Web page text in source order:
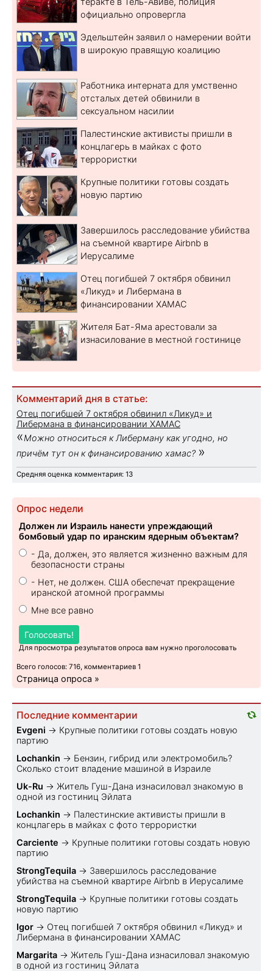
официально опровергла
Эдельштейн заявил о намерении войти
в широкую правящую коалицию
Работника интерната для умственно
отсталых детей обвинили в
сексуальном насилии
Палестинские активисты пришли в
концлагерь в майках с фото
террористки
Крупные политики готовы создать
новую партию
Завершилось расследование убийства
на съемной квартире Airbnb в
Иерусалиме
Отец погибшей 7 октября обвинил
«Ликуд» и Либермана в
финансировании ХАМАС
Жителя Бат-Яма арестовали за
изнасилование в местной гостинице
Комментарий дня в статье:
Отец погибшей 7 октября обвинил «Ликуд» и
Либермана в финансировании ХАМАС
«Можно относиться к Либерману как угодно, но
причём тут он к финансированию хамас? »
Средняя оценка комментария: 13
Опрос недели
Должен ли Израиль нанести упреждающий
бомбовый удар по иранским ядерным объектам?
- Да, должен, это является жизненно важным для
безопасности страны
- Нет, не должен. США обеспечат прекращение
иранской атомной программы
Мне все равно
Голосовать!
Для просмотра результатов опроса вам нужно проголосовать
Всего голосов: 716, комментариев 1
Страница опроса »
Последние комментарии
Evgeni → Крупные политики готовы создать новую
партию
Lochankin → Бензин, гибрид или электромобиль?
Cколько стоит владение машиной в Израиле
Uk-Ru → Житель Гуш-Дана изнасиловал знакомую в
одной из гостиниц Эйлата
Lochankin → Палестинские активисты пришли в
концлагерь в майках с фото террористки
Carciente → Крупные политики готовы создать новую
партию
StrongTequila → Завершилось расследование
убийства на съемной квартире Airbnb в Иерусалиме
StrongTequila → Крупные политики готовы создать
новую партию
Igor → Отец погибшей 7 октября обвинил «Ликуд» и
Либермана в финансировании ХАМАС
Margarita → Житель Гуш-Дана изнасиловал знакомую
в одной из гостиниц Эйлата